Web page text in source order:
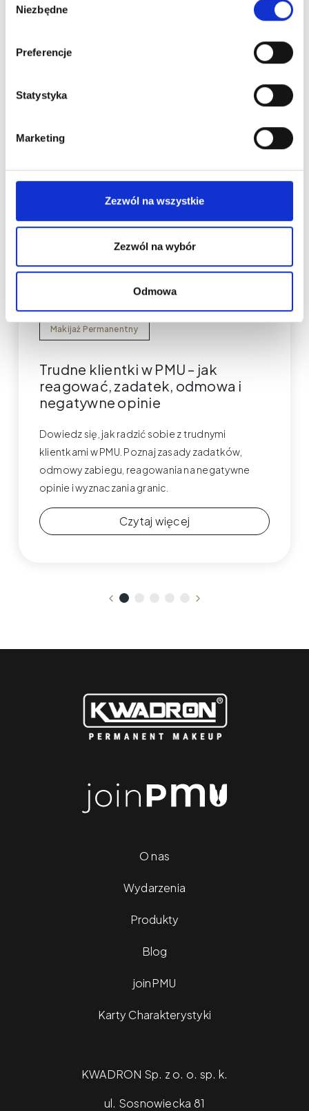
zgody
Niezbędne
Preferencje
Statystyka
Marketing
Zezwól na wszystkie
Zezwól na wybór
Odmowa
blogu
Makijaż Permanentny
Trudne klientki w PMU – jak
reagować, zadatek, odmowa i
negatywne opinie
Dowiedz się, jak radzić sobie z trudnymi
klientkami w PMU. Poznaj zasady zadatków,
odmowy zabiegu, reagowania na negatywne
opinie i wyznaczania granic.
Czytaj więcej
O nas
Wydarzenia
Produkty
Blog
joinPMU
Karty Charakterystyki
KWADRON Sp. z o. o. sp. k.
ul. Sosnowiecka 81